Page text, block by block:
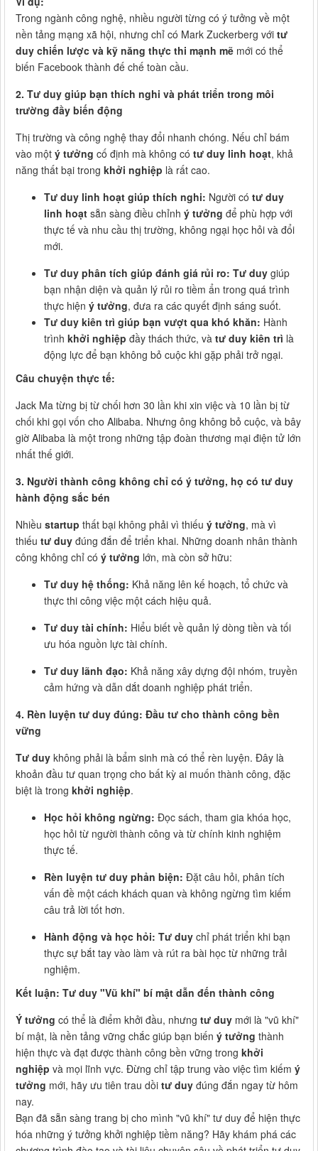
Trong ngành công nghệ, nhiều người từng có ý tưởng về một
nền tảng mạng xã hội, nhưng chỉ có Mark Zuckerberg với tư
duy chiến lược và kỹ năng thực thi mạnh mẽ mới có thể
biến Facebook thành đế chế toàn cầu.
2. Tư duy giúp bạn thích nghi và phát triển trong môi
trường đầy biến động
Thị trường và công nghệ thay đổi nhanh chóng. Nếu chỉ bám
vào một ý tưởng cố định mà không có tư duy linh hoạt, khả
năng thất bại trong khởi nghiệp là rất cao.
Tư duy linh hoạt giúp thích nghi: Người có tư duy
linh hoạt sẵn sàng điều chỉnh ý tưởng để phù hợp với
thực tế và nhu cầu thị trường, không ngại học hỏi và đổi
mới.
Tư duy phân tích giúp đánh giá rủi ro: Tư duy giúp
bạn nhận diện và quản lý rủi ro tiềm ẩn trong quá trình
thực hiện ý tưởng, đưa ra các quyết định sáng suốt.
Tư duy kiên trì giúp bạn vượt qua khó khăn: Hành
trình khởi nghiệp đầy thách thức, và tư duy kiên trì là
động lực để bạn không bỏ cuộc khi gặp phải trở ngại.
Câu chuyện thực tế:
Jack Ma từng bị từ chối hơn 30 lần khi xin việc và 10 lần bị từ
chối khi gọi vốn cho Alibaba. Nhưng ông không bỏ cuộc, và bây
giờ Alibaba là một trong những tập đoàn thương mại điện tử lớn
nhất thế giới.
3. Người thành công không chỉ có ý tưởng, họ có tư duy
hành động sắc bén
Nhiều startup thất bại không phải vì thiếu ý tưởng, mà vì
thiếu tư duy đúng đắn để triển khai. Những doanh nhân thành
công không chỉ có ý tưởng lớn, mà còn sở hữu:
Tư duy hệ thống: Khả năng lên kế hoạch, tổ chức và
thực thi công việc một cách hiệu quả.
Tư duy tài chính: Hiểu biết về quản lý dòng tiền và tối
ưu hóa nguồn lực tài chính.
Tư duy lãnh đạo: Khả năng xây dựng đội nhóm, truyền
cảm hứng và dẫn dắt doanh nghiệp phát triển.
4. Rèn luyện tư duy đúng: Đầu tư cho thành công bền
vững
Tư duy không phải là bẩm sinh mà có thể rèn luyện. Đây là
khoản đầu tư quan trọng cho bất kỳ ai muốn thành công, đặc
biệt là trong khởi nghiệp.
Học hỏi không ngừng: Đọc sách, tham gia khóa học,
học hỏi từ người thành công và từ chính kinh nghiệm
thực tế.
Rèn luyện tư duy phản biện: Đặt câu hỏi, phân tích
vấn đề một cách khách quan và không ngừng tìm kiếm
câu trả lời tốt hơn.
Hành động và học hỏi: Tư duy chỉ phát triển khi bạn
thực sự bắt tay vào làm và rút ra bài học từ những trải
nghiệm.
Kết luận: Tư duy "Vũ khí" bí mật dẫn đến thành công
Ý tưởng có thể là điểm khởi đầu, nhưng tư duy mới là "vũ khí"
bí mật, là nền tảng vững chắc giúp bạn biến ý tưởng thành
hiện thực và đạt được thành công bền vững trong khởi
nghiệp và mọi lĩnh vực. Đừng chỉ tập trung vào việc tìm kiếm ý
tưởng mới, hãy ưu tiên trau dồi tư duy đúng đắn ngay từ hôm
nay.
Bạn đã sẵn sàng trang bị cho mình "vũ khí" tư duy để hiện thực
hóa những ý tưởng khởi nghiệp tiềm năng? Hãy khám phá các